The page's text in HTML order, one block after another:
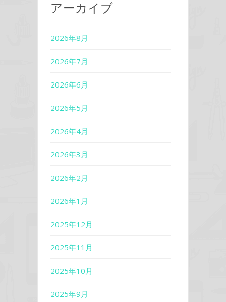
アーカイブ
2026年8月
2026年7月
2026年6月
2026年5月
2026年4月
2026年3月
2026年2月
2026年1月
2025年12月
2025年11月
2025年10月
2025年9月